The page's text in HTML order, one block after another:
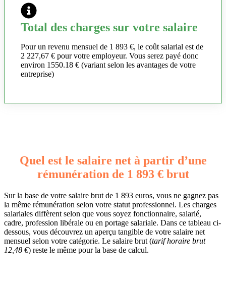
Total des charges sur votre salaire
Pour un revenu mensuel de 1 893 €, le coût salarial est de
2 227,67 € pour votre employeur. Vous serez payé donc
environ 1550.18 € (variant selon les avantages de votre
entreprise)
Quel est le salaire net à partir d’une
rémunération de 1 893 € brut
Sur la base de votre salaire brut de 1 893 euros, vous ne gagnez pas
la même rémunération selon votre statut professionnel. Les charges
salariales diffèrent selon que vous soyez fonctionnaire, salarié,
cadre, profession libérale ou en portage salariale. Dans ce tableau ci-
dessous, vous découvrez un aperçu tangible de votre salaire net
mensuel selon votre catégorie. Le salaire brut (tarif horaire brut
12,48 €) reste le même pour la base de calcul.